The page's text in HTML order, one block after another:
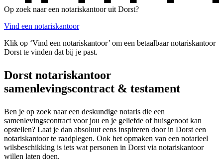
Op zoek naar een notariskantoor uit Dorst?
Vind een notariskantoor
Klik op ‘Vind een notariskantoor’ om een betaalbaar notariskantoor
Dorst te vinden dat bij je past.
Dorst notariskantoor
samenlevingscontract & testament
Ben je op zoek naar een deskundige notaris die een
samenlevingscontract voor jou en je geliefde of huisgenoot kan
opstellen? Laat je dan absoluut eens inspireren door in Dorst een
notariskantoor te raadplegen. Ook het opmaken van een notarieel
wilsbeschikking is iets wat personen in Dorst via notariskantoor
willen laten doen.